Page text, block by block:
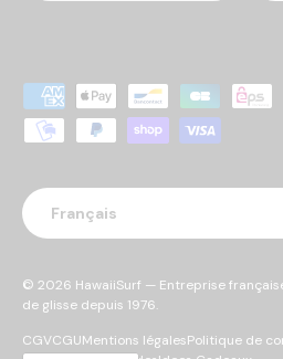
Moyens de paiement acceptés
Langue
Français
© 2026 HawaiiSurf — Entreprise
de glisse depuis 1976.
CGVCGUMentions légalesPolitique de